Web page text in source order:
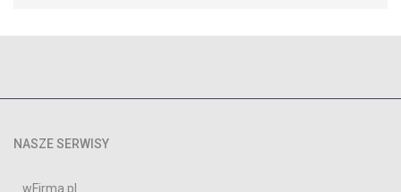
NASZE SERWISY
wFirma.pl